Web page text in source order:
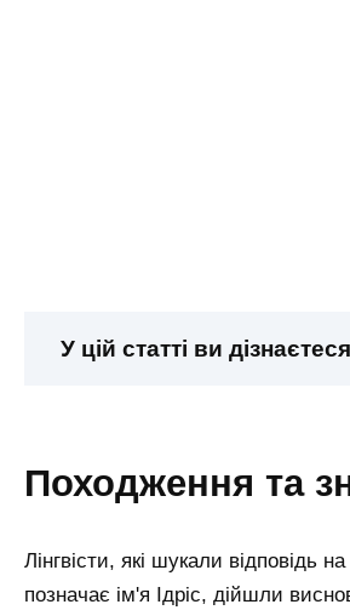
У цій статті ви
походження та
Лінгвісти, які шукали відповідь
позначає ім'я Ідріс, дійшли